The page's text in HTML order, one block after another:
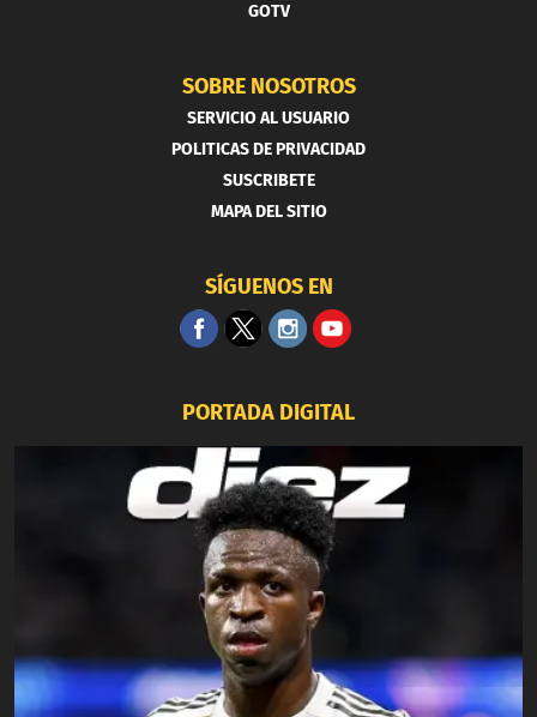
GOTV
SOBRE NOSOTROS
SERVICIO AL USUARIO
POLITICAS DE PRIVACIDAD
SUSCRIBETE
MAPA DEL SITIO
SÍGUENOS EN
PORTADA DIGITAL